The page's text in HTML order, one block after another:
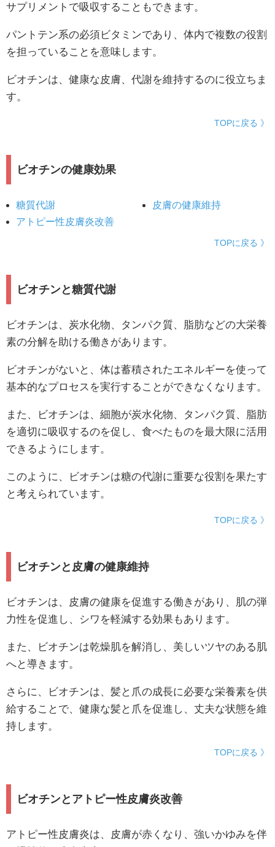
サプリメントで吸収することもできます。
パントテン系の必須ビタミンであり、体内で複数の役割
を担っていることを意味します。
ビオチンは、健康な皮膚、代謝を維持するのに役立ちま
す。
TOPに戻る 》
ビオチンの健康効果
糖質代謝
皮膚の健康維持
アトピー性皮膚炎改善
TOPに戻る 》
ビオチンと糖質代謝
ビオチンは、炭水化物、タンパク質、脂肪などの大栄養
素の分解を助ける働きがあります。
ビオチンがないと、体は蓄積されたエネルギーを使って
基本的なプロセスを実行することができなくなります。
また、ビオチンは、細胞が炭水化物、タンパク質、脂肪
を適切に吸収するのを促し、食べたものを最大限に活用
できるようにします。
このように、ビオチンは糖の代謝に重要な役割を果たす
と考えられています。
TOPに戻る 》
ビオチンと皮膚の健康維持
ビオチンは、皮膚の健康を促進する働きがあり、肌の弾
力性を促進し、シワを軽減する効果もあります。
また、ビオチンは乾燥肌を解消し、美しいツヤのある肌
へと導きます。
さらに、ビオチンは、髪と爪の成長に必要な栄養素を供
給することで、健康な髪と爪を促進し、丈夫な状態を維
持します。
TOPに戻る 》
ビオチンとアトピー性皮膚炎改善
アトピー性皮膚炎は、皮膚が赤くなり、強いかゆみを伴